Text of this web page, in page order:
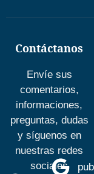
Contáctanos
Envíe sus
comentarios,
informaciones,
preguntas, dudas
y síguenos en
nuestras redes
sociales